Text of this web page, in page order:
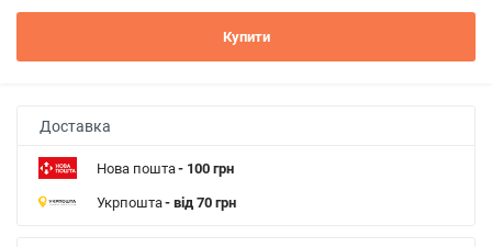
Купити
Доставка
Нова пошта- 100 грн
Укрпошта- від 70 грн